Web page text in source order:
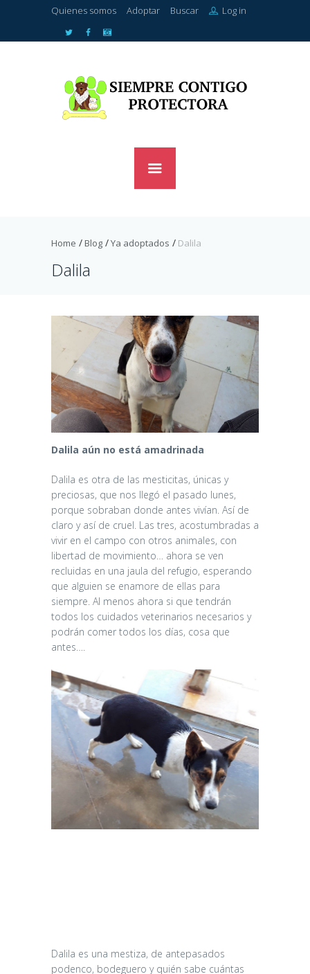
Quienes somos Adoptar Buscar Log in
Home Blog Ya adoptados Dalila
Dalila
Dalila aún no está amadrinada
Dalila es otra de las mesticitas, únicas y
preciosas, que nos llegó el pasado lunes,
porque sobraban donde antes vivían. Así de
claro y así de cruel. Las tres, acostumbradas a
vivir en el campo con otros animales, con
libertad de movimiento… ahora se ven
recluidas en una jaula del refugio, esperando
que alguien se enamore de ellas para
siempre. Al menos ahora si que tendrán
todos los cuidados veterinarios necesarios y
podrán comer todos los días, cosa que
antes….
Dalila es una mestiza, de antepasados
podenco, bodeguero y quién sabe cuántas